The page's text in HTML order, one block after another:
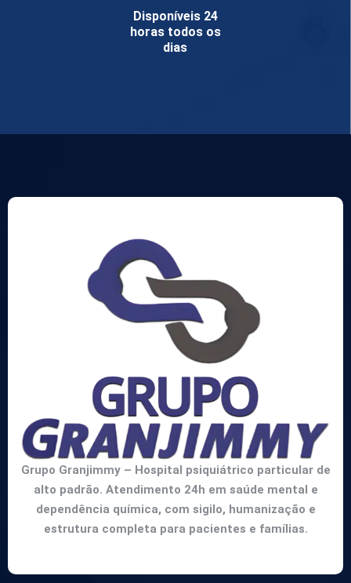
Disponíveis 24
horas todos os
dias
Grupo Granjimmy – Hospital psiquiátrico particular de
alto padrão. Atendimento 24h em saúde mental e
dependência química, com sigilo, humanização e
estrutura completa para pacientes e famílias.